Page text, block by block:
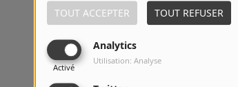
TOUT ACCEPTER TOUT REFUSER
Analytics
Activé
Utilisation: Analyse
8 Panorama